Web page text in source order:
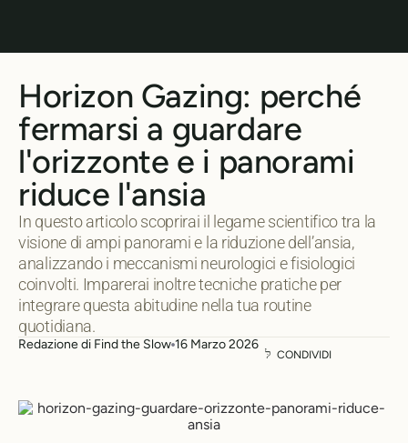
Horizon Gazing: perché
fermarsi a guardare
l'orizzonte e i panorami
riduce l'ansia
In questo articolo scoprirai il legame scientifico tra la
visione di ampi panorami e la riduzione dell’ansia,
analizzando i meccanismi neurologici e fisiologici
coinvolti. Imparerai inoltre tecniche pratiche per
integrare questa abitudine nella tua routine
quotidiana.
Redazione di Find the Slow 16 Marzo 2026
CONDIVIDI